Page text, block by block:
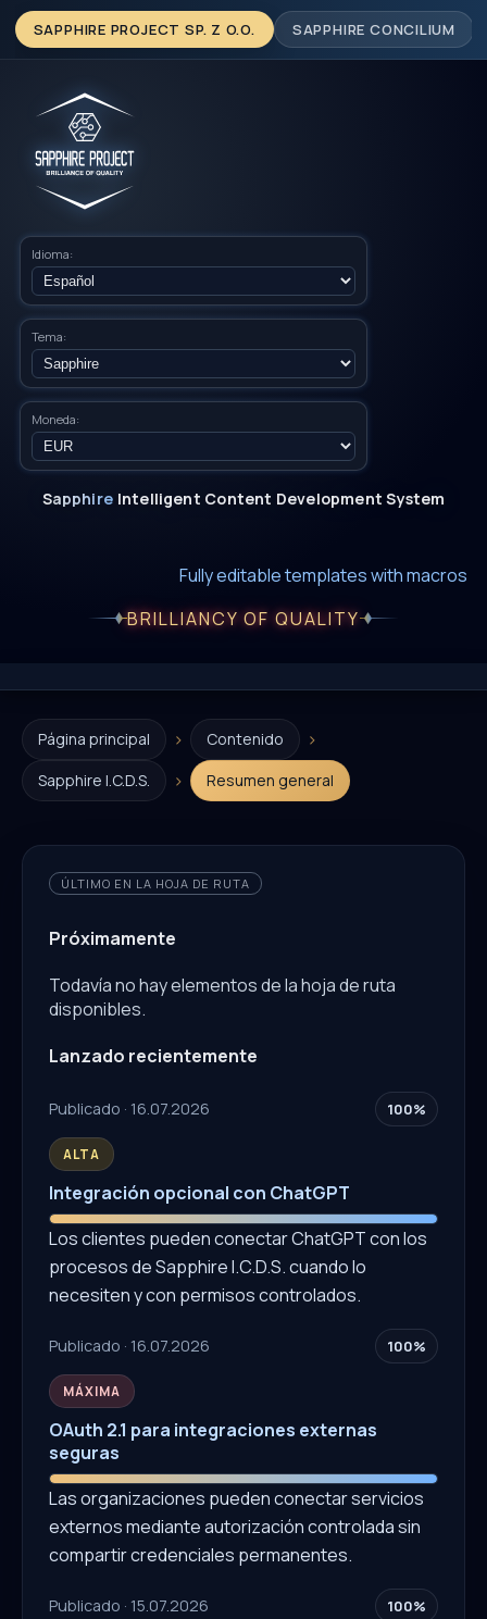
SAPPHIRE PROJECT SP. Z O.O. SAPPHIRE CONCILIUM
Idioma:
Tema:
Moneda:
Sapphire Intelligent Content Development System
Fully editable templates with macros
BRILLIANCY OF QUALITY
Página principal › Contenido ›
Sapphire I.C.D.S. › Resumen general
ÚLTIMO EN LA HOJA DE RUTA
Próximamente
Todavía no hay elementos de la hoja de ruta
disponibles.
Lanzado recientemente
Publicado · 16.07.2026 100%
ALTA
Integración opcional con ChatGPT
Los clientes pueden conectar ChatGPT con los
procesos de Sapphire I.C.D.S. cuando lo
necesiten y con permisos controlados.
Publicado · 16.07.2026 100%
MÁXIMA
OAuth 2.1 para integraciones externas
seguras
Las organizaciones pueden conectar servicios
externos mediante autorización controlada sin
compartir credenciales permanentes.
Publicado · 15.07.2026 100%